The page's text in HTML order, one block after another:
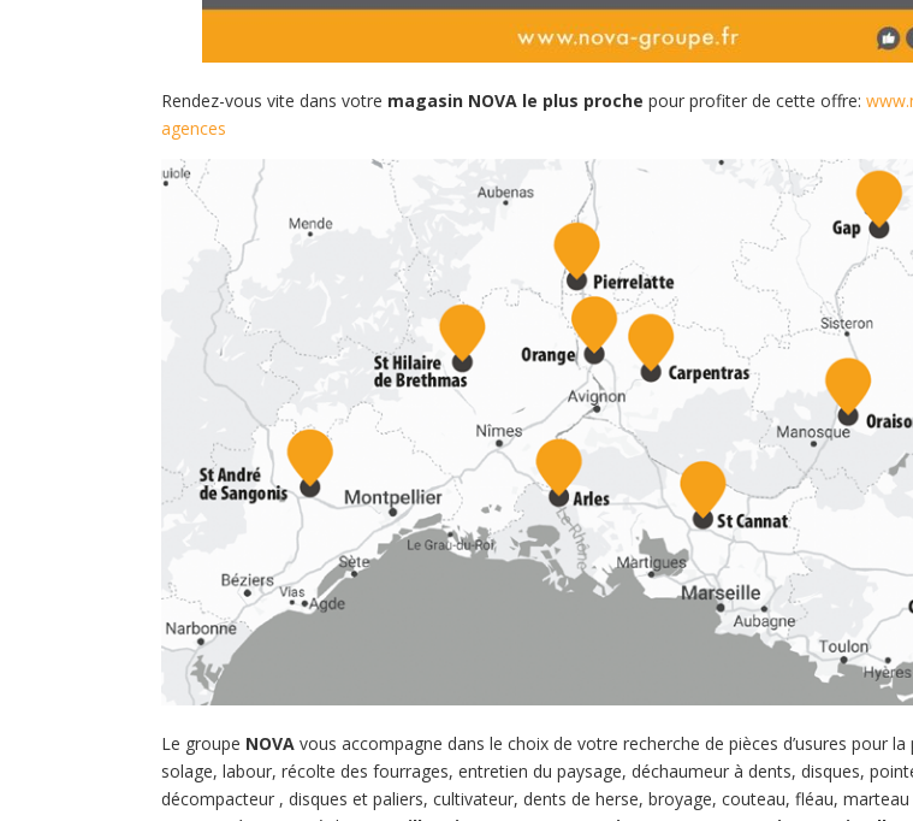
Rendez-vous vite dans votre magasin NOVA le plus proche pour profiter de cette offre:
agences
Le groupe NOVAvous accompagne dans le choix de votre recherche de pièces d’usures pour
solage, labour, récolte des fourrages, entretien du paysage, déchaumeur à dents, disques,
décompacteur , disques et paliers, cultivateur, dents de herse, broyage, couteau, fléau,